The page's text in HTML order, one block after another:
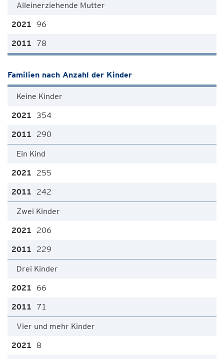
Alleinerziehende Mutter
96
78
Familien nach Anzahl der Kinder
Keine Kinder
354
290
Ein Kind
255
242
Zwei Kinder
206
229
Drei Kinder
66
71
Vier und mehr Kinder
8